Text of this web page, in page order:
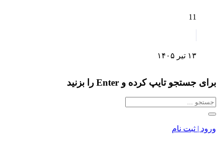
11
۱۳ تیر ۱۴۰۵
برای جستجو تایپ کرده و Enter را بزنید
ورود | ثبت نام